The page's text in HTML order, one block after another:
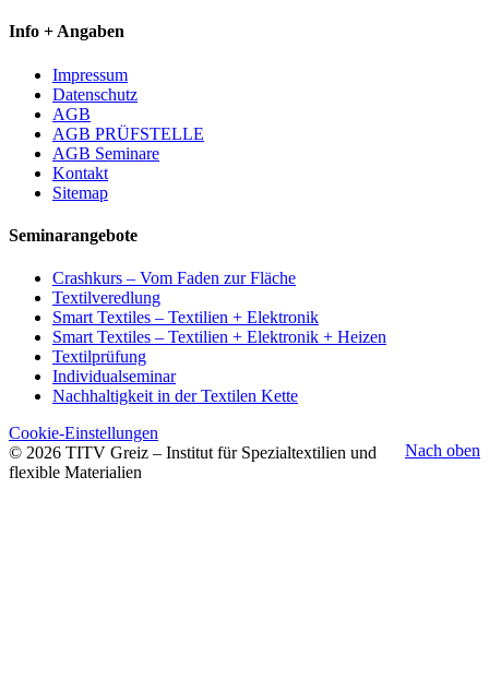
Info + Angaben
Impressum
Datenschutz
AGB
AGB PRÜFSTELLE
AGB Seminare
Kontakt
Sitemap
Seminarangebote
Crashkurs – Vom Faden zur Fläche
Textilveredlung
Smart Textiles – Textilien + Elektronik
Smart Textiles – Textilien + Elektronik + Heizen
Textilprüfung
Individualseminar
Nachhaltigkeit in der Textilen Kette
Nach oben
Cookie-Einstellungen
© 2026 TITV Greiz – Institut für Spezialtextilien und
flexible Materialien